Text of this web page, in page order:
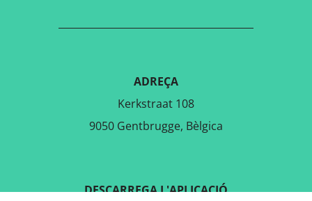
ADREÇA
Kerkstraat 108
9050 Gentbrugge, Bèlgica
DESCARREGA L'APLICACIÓ